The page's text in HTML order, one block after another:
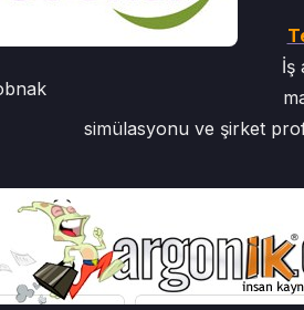
İş
simülasyonu ve şirket